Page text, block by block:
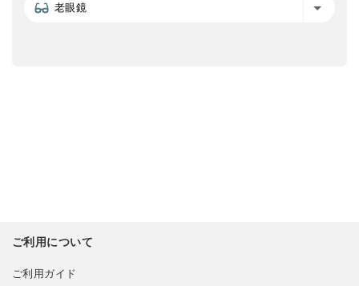
老眼鏡
ご利用について
ご利用ガイド